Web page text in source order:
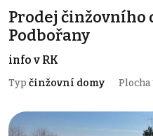
Prodej činžovního
Podbořany
info v RK
Typ činžovní domy Plocha